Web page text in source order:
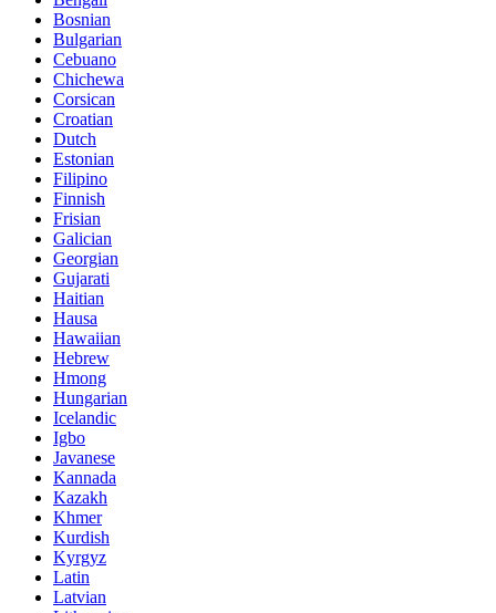
Bosnian
Bulgarian
Cebuano
Chichewa
Corsican
Croatian
Dutch
Estonian
Filipino
Finnish
Frisian
Galician
Georgian
Gujarati
Haitian
Hausa
Hawaiian
Hebrew
Hmong
Hungarian
Icelandic
Igbo
Javanese
Kannada
Kazakh
Khmer
Kurdish
Kyrgyz
Latin
Latvian